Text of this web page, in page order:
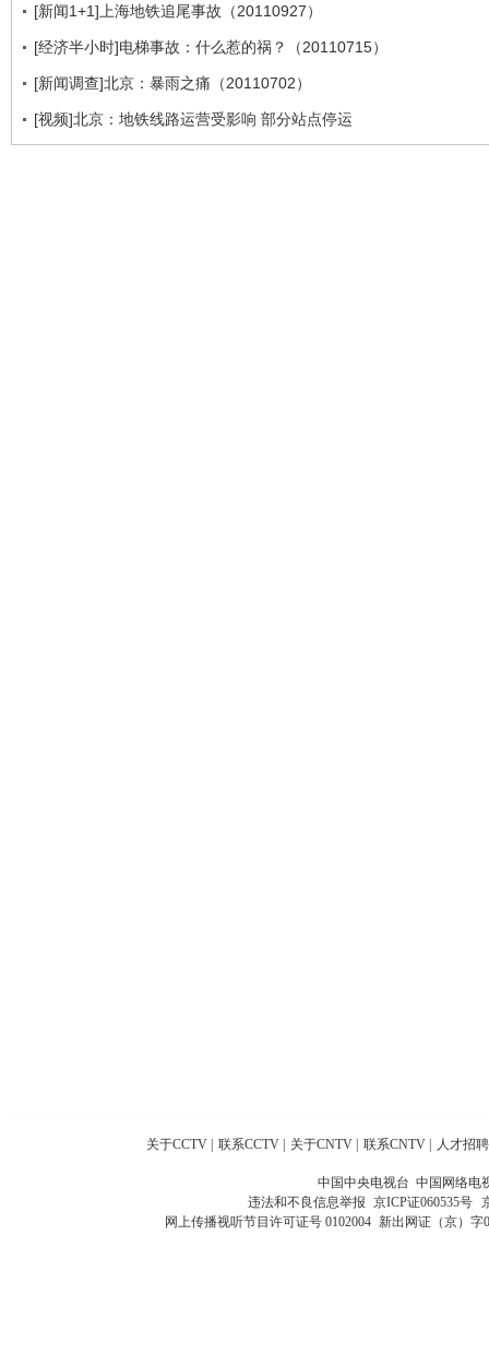
[新闻1+1]上海地铁追尾事故（20110927）
[经济半小时]电梯事故：什么惹的祸？（20110715）
[新闻调查]北京：暴雨之痛（20110702）
[视频]北京：地铁线路运营受影响 部分站点停运
关于CCTV 联系CCTV 关于CNTV 联系CNTV 人才招聘
中国中央电视台 中国网络电
违法和不良信息举报 京ICP证060535号
网上传播视听节目许可证号 0102004 新出网证（京）